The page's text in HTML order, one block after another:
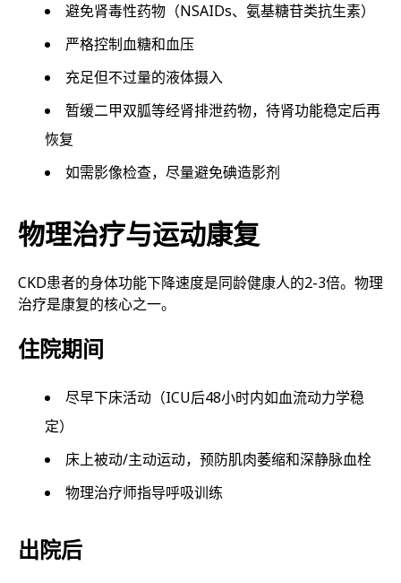
避免肾毒性药物（NSAIDs、氨基糖苷类抗生素）
严格控制血糖和血压
充足但不过量的液体摄入
暂缓二甲双胍等经肾排泄药物，待肾功能稳定后再
恢复
如需影像检查，尽量避免碘造影剂
物理治疗与运动康复
CKD患者的身体功能下降速度是同龄健康人的2-3倍。物理
治疗是康复的核心之一。
住院期间
尽早下床活动（ICU后48小时内如血流动力学稳
定）
床上被动/主动运动，预防肌肉萎缩和深静脉血栓
物理治疗师指导呼吸训练
出院后